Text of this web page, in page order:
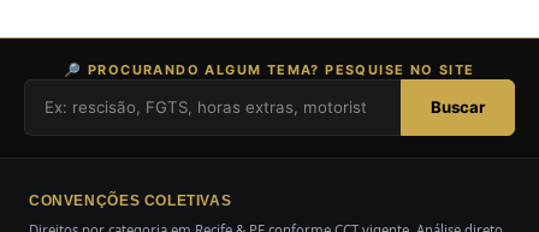
🔎 PROCURANDO ALGUM TEMA? PESQUISE NO SITE
Buscar
CONVENÇÕES COLETIVAS